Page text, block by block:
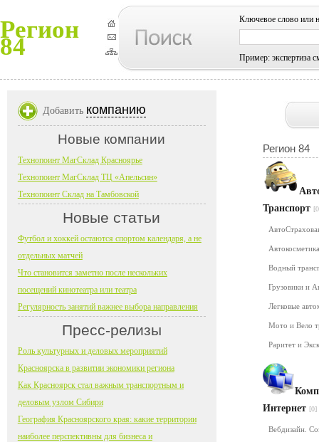
Регион
84
Ключевое слово или
Пример: экспертиза
Регион 84
Транспорт
Водный
Грузовики и
Легковые
Мото и Вело
Раритет и
Интернет [0]
Вебдизайн.
Добавить компанию
Новые компании
Технопоинт МагСклад Красноярье
Технопоинт МагСклад ТЦ «Апельсин»
Технопоинт Склад на Тамбовской
Новые статьи
Футбол и хоккей остаются спортом календаря, а не
отдельных матчей
Что становится заметно после нескольких
посещений кинотеатра или театра
Регулярность занятий важнее выбора направления
Пресс-релизы
Роль культурных и деловых мероприятий
Красноярска в развитии экономики региона
Как Красноярск стал важным транспортным и
деловым узлом Сибири
География Красноярского края: какие территории
наиболее перспективны для бизнеса и